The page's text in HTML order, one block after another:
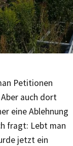
Petitionen
auch dort
eine Ablehnung
fragt: Lebt man
jetzt ein